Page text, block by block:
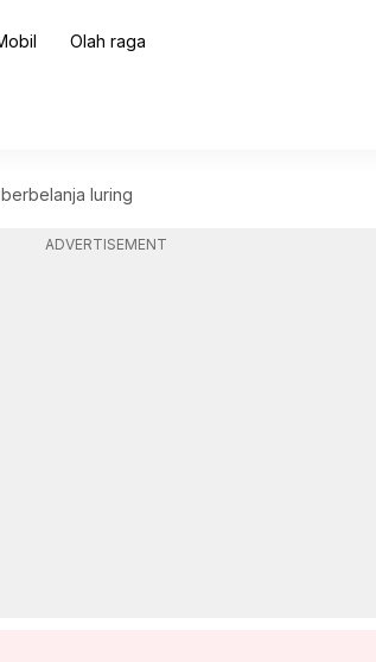
Olah raga
luring
ADVERTISEMENT